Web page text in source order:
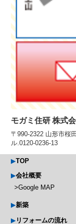
モガミ住研 株式
〒990-2322 山形市桜
ル.0120-0236-13
TOP
会社概要
Google MAP
新築
リフォームの流れ